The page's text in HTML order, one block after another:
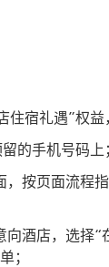
宿礼遇”权益
的手机号码上
按页面流程
酒店，选择
；